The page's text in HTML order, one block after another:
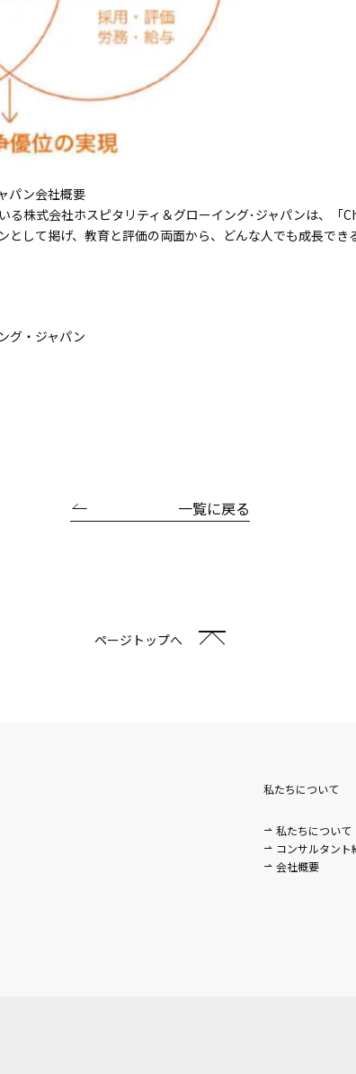
パン会社概要
る株式会社ホスピタリティ＆グローイング･ジャパンは、
して掲げ、教育と評価の両面から、どんな人でも成長でき
グ・ジャパン
一覧に戻る
ページトップへ
私たちについて
私たちについて
コンサルタント
会社概要